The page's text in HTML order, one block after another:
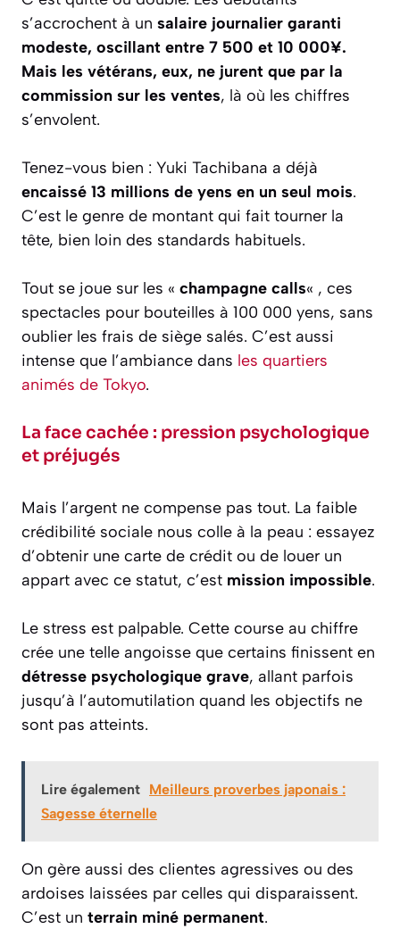
s’accrochent à un salaire journalier garanti
modeste, oscillant entre 7 500 et 10 000¥.
Mais les vétérans, eux, ne jurent que par la
commission sur les ventes, là où les chiffres
s’envolent.
Tenez-vous bien : Yuki Tachibana a déjà
encaissé 13 millions de yens en un seul mois.
C’est le genre de montant qui fait tourner la
tête, bien loin des standards habituels.
Tout se joue sur les « champagne calls« , ces
spectacles pour bouteilles à 100 000 yens, sans
oublier les frais de siège salés. C’est aussi
intense que l’ambiance dans les quartiers
animés de Tokyo.
La face cachée : pression psychologique
et préjugés
Mais l’argent ne compense pas tout. La faible
crédibilité sociale nous colle à la peau : essayez
d’obtenir une carte de crédit ou de louer un
appart avec ce statut, c’est mission impossible.
Le stress est palpable. Cette course au chiffre
crée une telle angoisse que certains finissent en
détresse psychologique grave, allant parfois
jusqu’à l’automutilation quand les objectifs ne
sont pas atteints.
Lire également Meilleurs proverbes japonais :
Sagesse éternelle
On gère aussi des clientes agressives ou des
ardoises laissées par celles qui disparaissent.
C’est un terrain miné permanent.